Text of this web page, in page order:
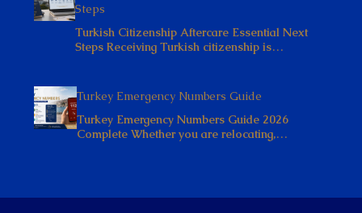
Steps
Turkish Citizenship Aftercare Essential Next
Steps Receiving Turkish citizenship is…
Turkey Emergency Numbers Guide
Turkey Emergency Numbers Guide 2026
Complete Whether you are relocating,…